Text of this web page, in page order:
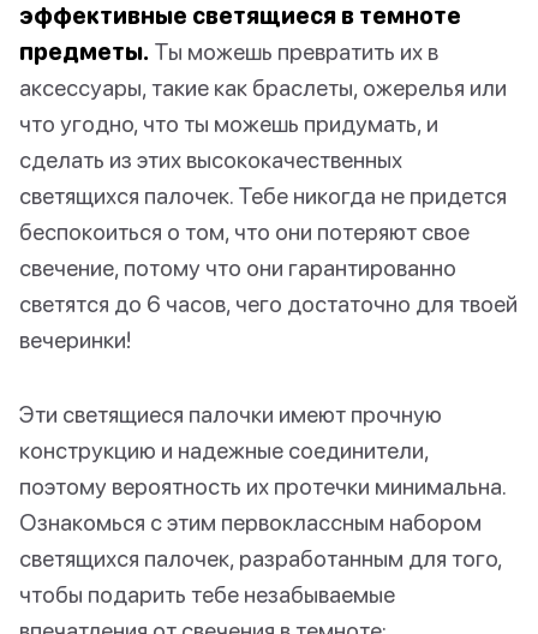
эффективные светящиеся в темноте
предметы. Ты можешь превратить их в
аксессуары, такие как браслеты, ожерелья или
что угодно, что ты можешь придумать, и
сделать из этих высококачественных
светящихся палочек. Тебе никогда не придется
беспокоиться о том, что они потеряют свое
свечение, потому что они гарантированно
светятся до 6 часов, чего достаточно для твоей
вечеринки!
Эти светящиеся палочки имеют прочную
конструкцию и надежные соединители,
поэтому вероятность их протечки минимальна.
Ознакомься с этим первоклассным набором
светящихся палочек, разработанным для того,
чтобы подарить тебе незабываемые